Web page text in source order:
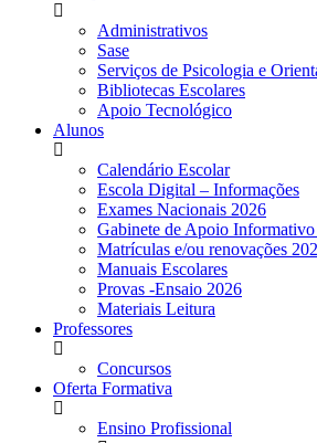
Administrativos
Sase
Serviços de Psicologia e
Bibliotecas Escolares
Apoio Tecnológico
Alunos
Calendário Escolar
Escola Digital – Informações
Exames Nacionais 2026
Gabinete de Apoio
Matrículas e/ou renovações
Manuais Escolares
Provas -Ensaio 2026
Materiais Leitura
Professores
Concursos
Oferta Formativa
Ensino Profissional